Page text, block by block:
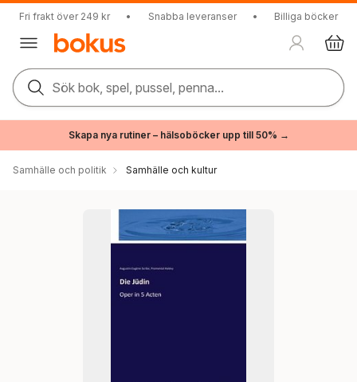
Fri frakt över 249 kr • Snabba leveranser • Billiga böcker
Sök bok, spel, pussel, penna...
Skapa nya rutiner – hälsoböcker upp till 50% →
Samhälle och politik Samhälle och kultur